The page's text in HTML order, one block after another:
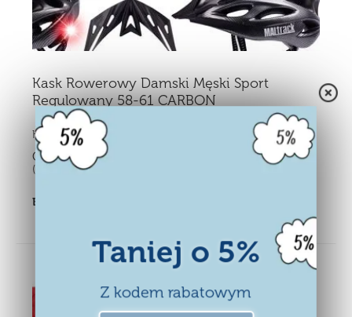
Taniej o 5%
Z kodem rabatowym
Kask Rowerowy Damski Męski Sport
Regulowany 58-61 CARBON
Kupiło:14 osób
Cena:62,90 zł
(Zawiera podatek)
Brak w magazynie